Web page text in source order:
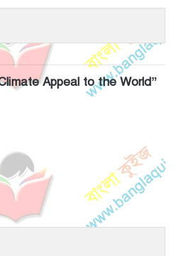
Appeal to the World”